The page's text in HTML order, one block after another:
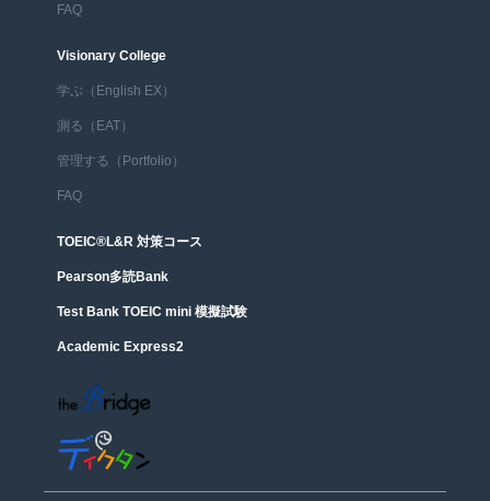
FAQ
Visionary College
学ぶ（English EX）
測る（EAT）
管理する（Portfolio）
FAQ
TOEIC®︎L&R 対策コース
Pearson多読Bank
Test Bank TOEIC mini 模擬試験
Academic Express2